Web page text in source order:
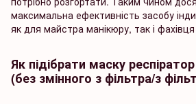
максимальна ефективність засобу
як для майстра манікюру, так і
Як підібрати маску
(без змінного з фільтра/з